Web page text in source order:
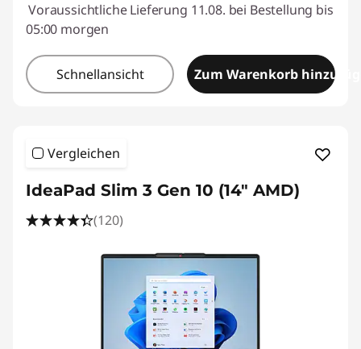
Voraussichtliche Lieferung 11.08. bei Bestellung bis
05:00 morgen
Schnellansicht Zum Warenkorb
Vergleichen
IdeaPad Slim 3 Gen 10 (14" AMD)
(120)